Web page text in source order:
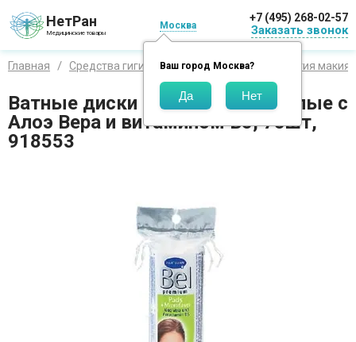
НетРан
Медицинские товары
Москва
Ваш город Москва?
+7 (495) 268-02-57
Заказать звонок
Главная Средства гигиены Для лица Для снятия
Ватные диски Bel Premium круглые с
Алоэ Вера и витамином B5, 75шт,
918553